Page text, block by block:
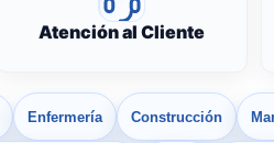
Atención al Cliente
Enfermería Construcción